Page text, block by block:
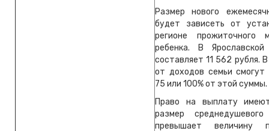
Размер нового
будет зависеть от
регионе прожиточного
ребенка. В
составляет 11 562 рубля.
от доходов семьи смогут
75 или 100% от этой суммы.
Право на выплату
размер
превышает величину